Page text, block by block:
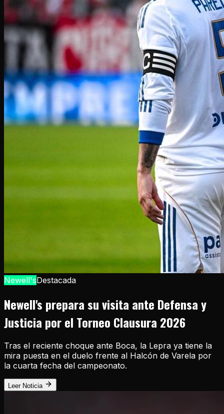
Newell'sDestacada
Newell's prepara su visita ante Defensa y
Justicia por el Torneo Clausura 2026
Tras el reciente choque ante Boca, la Lepra ya tiene la
mira puesta en el duelo frente al Halcón de Varela por
la cuarta fecha del campeonato.
Leer Noticia